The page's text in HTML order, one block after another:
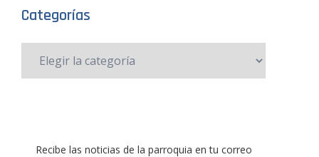
Categorías
Recibe las noticias de la parroquia en tu correo